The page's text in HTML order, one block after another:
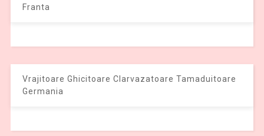
Franta
Vrajitoare Ghicitoare Clarvazatoare Tamaduitoare
Germania